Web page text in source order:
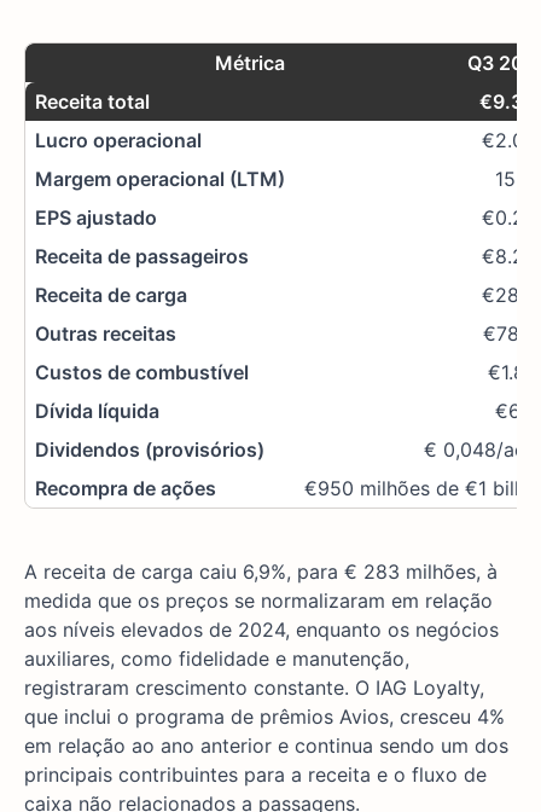
Métrica
Q3
Receita total
Lucro operacional
Margem operacional (LTM)
EPS ajustado
Receita de passageiros
Receita de carga
Outras receitas
Custos de combustível
Dívida líquida
Dividendos (provisórios)
€ 0,048/
Recompra de ações
€950 milhões de €1
A receita de carga caiu 6,9%, para € 283 milhões, à
medida que os preços se normalizaram em relação
aos níveis elevados de 2024, enquanto os negócios
auxiliares, como fidelidade e manutenção,
registraram crescimento constante. O IAG Loyalty,
que inclui o programa de prêmios Avios, cresceu 4%
em relação ao ano anterior e continua sendo um dos
principais contribuintes para a receita e o fluxo de
caixa não relacionados a passagens.